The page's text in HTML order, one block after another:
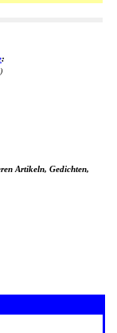
:
)
Artikeln, Gedichten,